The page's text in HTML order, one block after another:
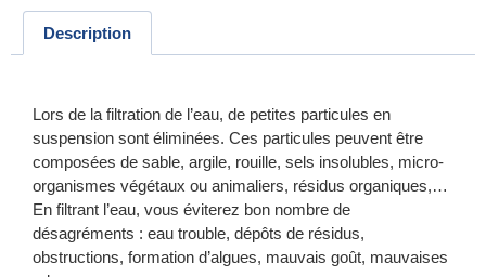
Description
Lors de la filtration de l’eau, de petites particules en
suspension sont éliminées. Ces particules peuvent être
composées de sable, argile, rouille, sels insolubles, micro-
organismes végétaux ou animaliers, résidus organiques,…
En filtrant l’eau, vous éviterez bon nombre de
désagréments : eau trouble, dépôts de résidus,
obstructions, formation d’algues, mauvais goût, mauvaises